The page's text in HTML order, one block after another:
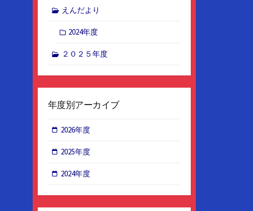
えんだより
2024年度
２０２５年度
年度別アーカイブ
2026年度
2025年度
2024年度